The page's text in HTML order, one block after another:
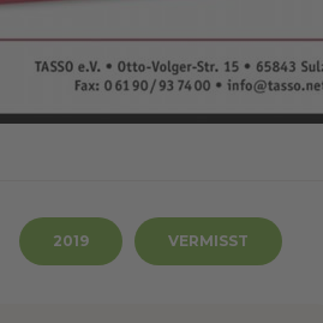
2019 VERMISST